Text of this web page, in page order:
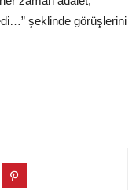
şeklinde görüşlerini